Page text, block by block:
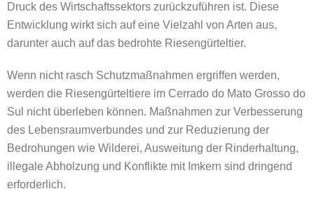
Druck des Wirtschaftssektors zurückzuführen ist. Diese
Entwicklung wirkt sich auf eine Vielzahl von Arten aus,
darunter auch auf das bedrohte Riesengürteltier.
Wenn nicht rasch Schutzmaßnahmen ergriffen werden,
werden die Riesengürteltiere im Cerrado do Mato Grosso do
Sul nicht überleben können. Maßnahmen zur Verbesserung
des Lebensraumverbundes und zur Reduzierung der
Bedrohungen wie Wilderei, Ausweitung der Rinderhaltung,
illegale Abholzung und Konflikte mit Imkern sind dringend
erforderlich.